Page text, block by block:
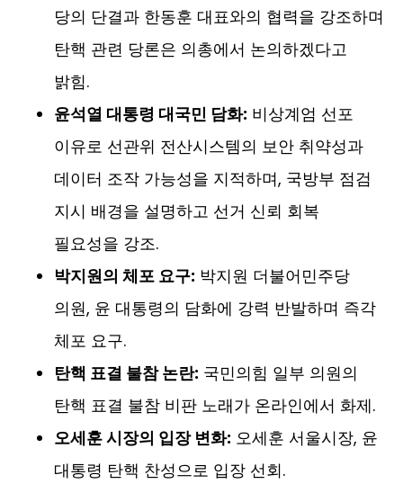
당의 단결과 한동훈 대표와의 협력을 강조하며
탄핵 관련 당론은 의총에서 논의하겠다고
밝힘.
윤석열 대통령 대국민 담화: 비상계엄 선포
이유로 선관위 전산시스템의 보안 취약성과
데이터 조작 가능성을 지적하며, 국방부 점검
지시 배경을 설명하고 선거 신뢰 회복
필요성을 강조.
박지원의 체포 요구: 박지원 더불어민주당
의원, 윤 대통령의 담화에 강력 반발하며 즉각
체포 요구.
탄핵 표결 불참 논란: 국민의힘 일부 의원의
탄핵 표결 불참 비판 노래가 온라인에서 화제.
오세훈 시장의 입장 변화: 오세훈 서울시장, 윤
대통령 탄핵 찬성으로 입장 선회.